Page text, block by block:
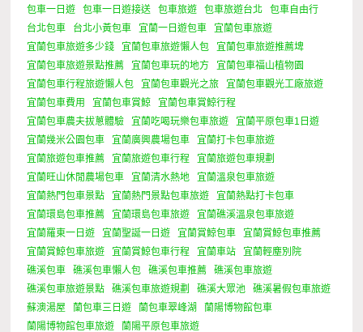
包車一日遊
包車一日遊接送 包車旅遊 包車旅遊台北
包車自由行
台北包車
台北小黃包車 宜蘭一日遊包車
宜蘭包車旅遊
宜蘭包車旅遊多少錢
宜蘭包車旅遊懶人包
宜蘭包車旅遊推薦埤
宜蘭包車旅遊景點推薦
宜蘭包車玩的地方
宜蘭包車福山植物園
宜蘭包車行程旅遊懶人包
宜蘭包車觀光之旅
宜蘭包車觀光工廠旅遊
宜蘭包車費用
宜蘭包車賞鯨
宜蘭包車賞鯨行程
宜蘭包車農夫拔蔥體驗
宜蘭吃喝玩樂包車旅遊
宜蘭平原包車1日遊
宜蘭幾米公園包車
宜蘭廣興農場包車
宜蘭打卡包車旅遊
宜蘭旅遊包車推薦
宜蘭旅遊包車行程
宜蘭旅遊包車規劃
宜蘭旺山休閒農場包車
宜蘭清水熱地
宜蘭溫泉包車旅遊
宜蘭熱門包車景點
宜蘭熱門景點包車旅遊
宜蘭熱點打卡包車
宜蘭環島包車推薦
宜蘭環島包車旅遊
宜蘭礁溪溫泉包車旅遊
宜蘭羅東一日遊
宜蘭聖誕一日遊 宜蘭賞鯨包車
宜蘭賞鯨包車推薦
宜蘭賞鯨包車旅遊
宜蘭賞鯨包車行程 宜蘭車站
宜蘭輕塵別院
礁溪包車
礁溪包車懶人包 礁溪包車推薦
礁溪包車旅遊
礁溪包車旅遊景點
礁溪包車旅遊規劃 礁溪大眾池
礁溪暑假包車旅遊
蘇澳湯屋
蘭包車三日遊 蘭包車翠峰湖
蘭陽博物館包車
蘭陽博物館包車旅遊
蘭陽平原包車旅遊